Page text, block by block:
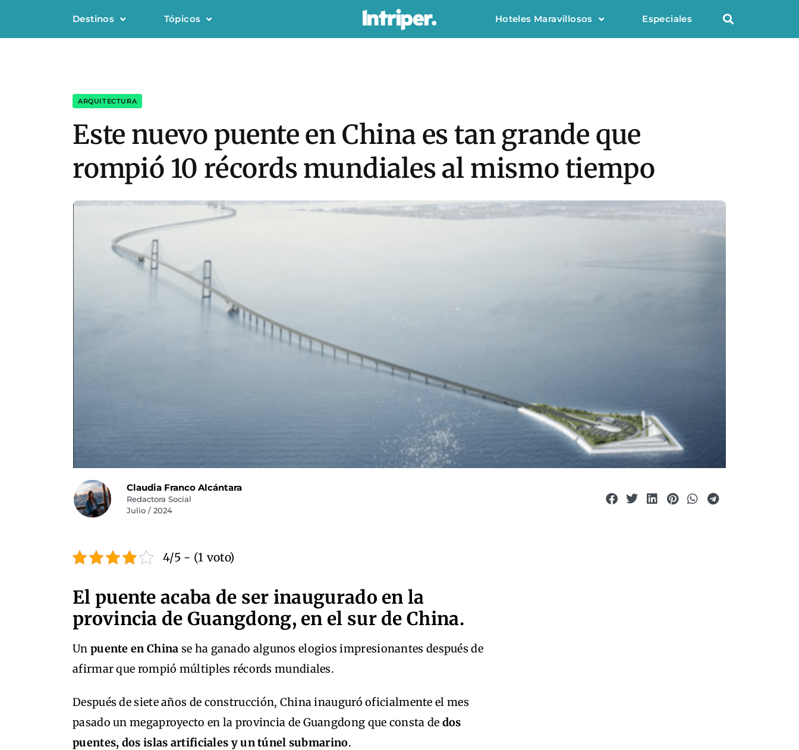
Destinos Tópicos Hoteles Maravillosos Especiales
ARQUITECTURA
Este nuevo puente en China es tan grande que
rompió 10 récords mundiales al mismo tiempo
Claudia Franco Alcántara
Redactora Social
Julio / 2024
4/5 - (1 voto)
El puente acaba de ser inaugurado en la
provincia de Guangdong, en el sur de China.
Un puente en China se ha ganado algunos elogios impresionantes después de
afirmar que rompió múltiples récords mundiales.
Después de siete años de construcción, China inauguró oficialmente el mes
pasado un megaproyecto en la provincia de Guangdong que consta de dos
puentes, dos islas artificiales y un túnel submarino.